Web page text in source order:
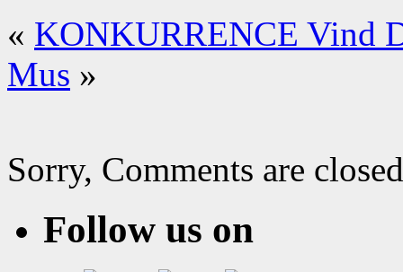
« KONKURRENCE Vind
Mus »
Sorry, Comments are
Follow us on